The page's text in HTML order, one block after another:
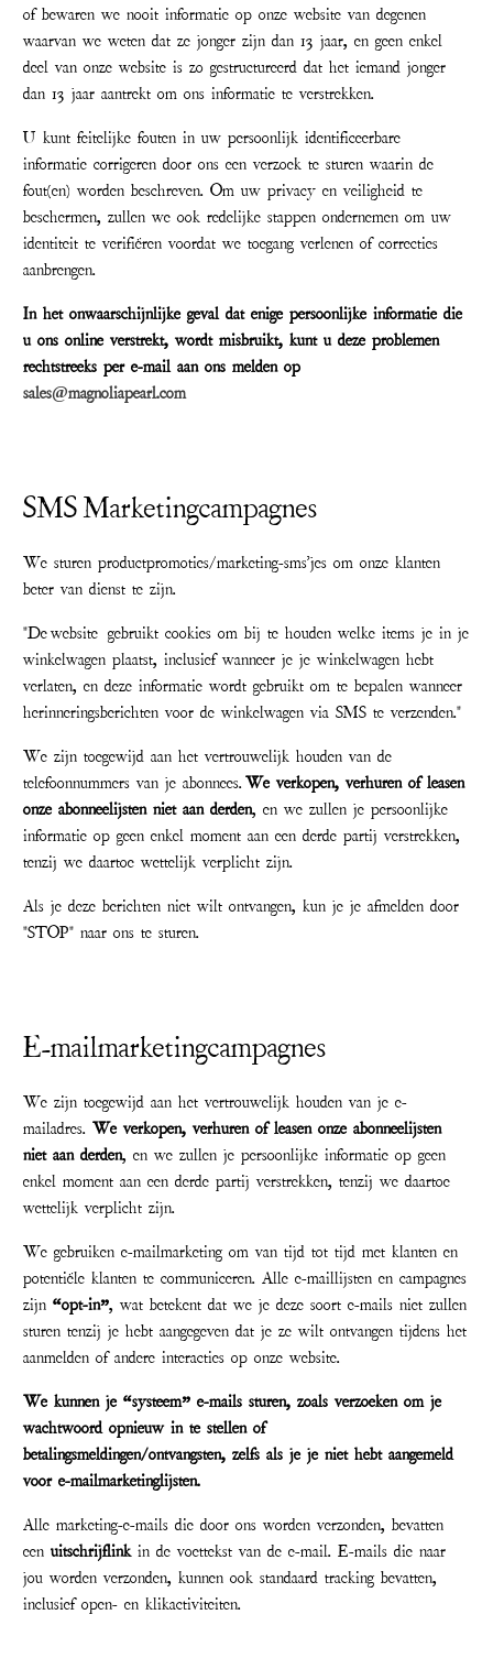
of bewaren we nooit informatie op onze website van degenen
waarvan we weten dat ze jonger zijn dan 13 jaar, en geen enkel
deel van onze website is zo gestructureerd dat het iemand jonger
dan 13 jaar aantrekt om ons informatie te verstrekken.
U kunt feitelijke fouten in uw persoonlijk identificeerbare
informatie corrigeren door ons een verzoek te sturen waarin de
fout(en) worden beschreven. Om uw privacy en veiligheid te
beschermen, zullen we ook redelijke stappen ondernemen om uw
identiteit te verifiëren voordat we toegang verlenen of correcties
aanbrengen.
In het onwaarschijnlijke geval dat enige persoonlijke informatie die
u ons online verstrekt, wordt misbruikt, kunt u deze problemen
rechtstreeks per e-mail aan ons melden op
sales@magnoliapearl.com
SMS Marketingcampagnes
We sturen productpromoties/marketing-sms'jes om onze klanten
beter van dienst te zijn.
"Dewebsite gebruikt cookies om bij te houden welke items je in je
winkelwagen plaatst, inclusief wanneer je je winkelwagen hebt
verlaten, en deze informatie wordt gebruikt om te bepalen wanneer
herinneringsberichten voor de winkelwagen via SMS te verzenden."
We zijn toegewijd aan het vertrouwelijk houden van de
telefoonnummers van je abonnees.We verkopen, verhuren of leasen
onze abonneelijsten niet aan derden, en we zullen je persoonlijke
informatie op geen enkel moment aan een derde partij verstrekken,
tenzij we daartoe wettelijk verplicht zijn.
Als je deze berichten niet wilt ontvangen, kun je je afmelden door
"STOP" naar ons te sturen.
E-mailmarketingcampagnes
We zijn toegewijd aan het vertrouwelijk houden van je e-
mailadres.We verkopen, verhuren of leasen onze abonneelijsten
niet aan derden, en we zullen je persoonlijke informatie op geen
enkel moment aan een derde partij verstrekken, tenzij we daartoe
wettelijk verplicht zijn.
We gebruiken e-mailmarketing om van tijd tot tijd met klanten en
potentiële klanten te communiceren. Alle e-maillijsten en campagnes
zijn“opt-in”, wat betekent dat we je deze soort e-mails niet zullen
sturen tenzij je hebt aangegeven dat je ze wilt ontvangen tijdens het
aanmelden of andere interacties op onze website.
We kunnen je “systeem” e-mails sturen, zoals verzoeken om je
wachtwoord opnieuw in te stellen of
betalingsmeldingen/ontvangsten, zelfs als je je niet hebt aangemeld
voor e-mailmarketinglijsten.
Alle marketing-e-mails die door ons worden verzonden, bevatten
eenuitschrijflinkin de voettekst van de e-mail. E-mails die naar
jou worden verzonden, kunnen ook standaard tracking bevatten,
inclusief open- en klikactiviteiten.